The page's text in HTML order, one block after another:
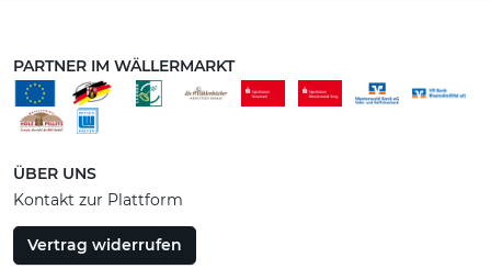
PARTNER IM WÄLLERMARKT
ÜBER UNS
Kontakt zur Plattform
Vertrag widerrufen